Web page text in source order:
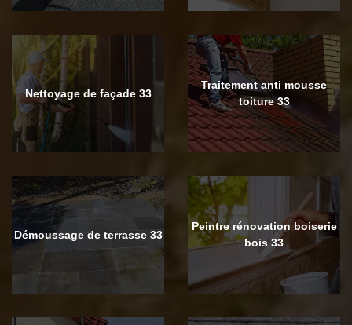
Nettoyage de façade 33
Traitement anti mousse
toiture 33
Démoussage de terrasse 33
Peintre rénovation boiserie
bois 33